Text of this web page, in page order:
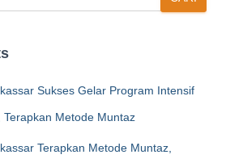
Sukses Gelar Program Intensif
Terapkan Metode Muntaz
Terapkan Metode Muntaz,